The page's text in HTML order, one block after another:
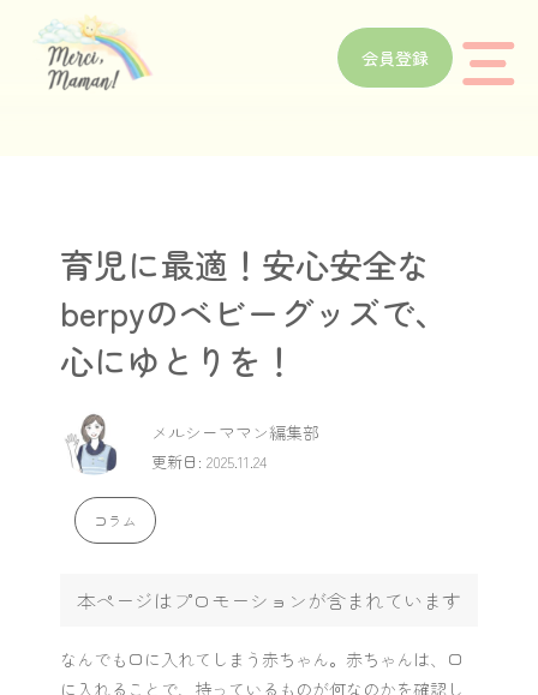
会員登録
育児に最適！安心安全な
berpyのベビーグッズで、
心にゆとりを！
メルシーママン編集部
更新日: 2025.11.24
コラム
本ページはプロモーションが含まれています
なんでも口に入れてしまう赤ちゃん。赤ちゃんは、口
に入れることで、持っているものが何なのかを確認し